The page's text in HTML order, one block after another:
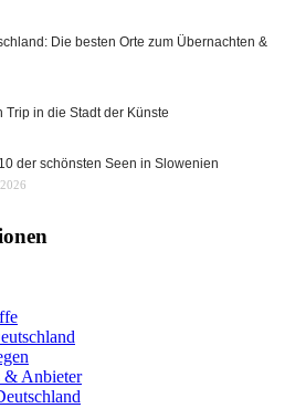
Die besten Orte zum Übernachten &
Trip in die Stadt der Künste
der schönsten Seen in Slowenien
Anbieter